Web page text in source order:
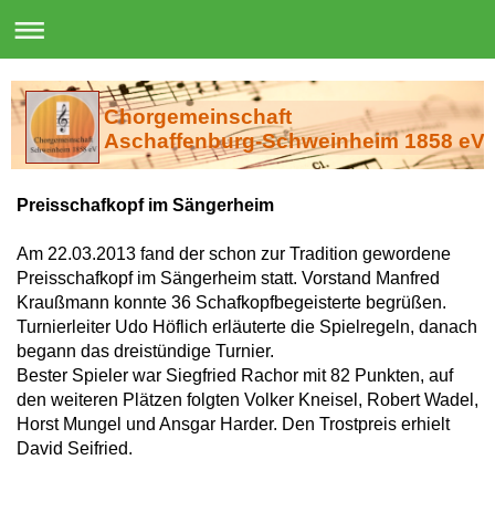
Chorgemeinschaft
Aschaffenburg-Schweinheim 1858 eV
Preisschafkopf im Sängerheim
Am 22.03.2013 fand der schon zur Tradition gewordene
Preisschafkopf im Sängerheim statt. Vorstand Manfred
Kraußmann konnte 36 Schafkopfbegeisterte begrüßen.
Turnierleiter Udo Höflich erläuterte die Spielregeln, danach
begann das dreistündige Turnier.
Bester Spieler war Siegfried Rachor mit 82 Punkten, auf
den weiteren Plätzen folgten Volker Kneisel, Robert Wadel,
Horst Mungel und Ansgar Harder. Den Trostpreis erhielt
David Seifried.